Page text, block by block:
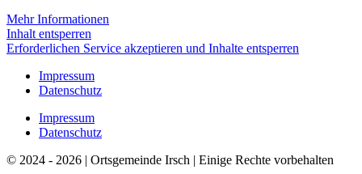
Mehr Informationen
Inhalt entsperren
Erforderlichen Service akzeptieren und Inhalte entsperren
Impressum
Datenschutz
Impressum
Datenschutz
© 2024 - 2026 | Ortsgemeinde Irsch | Einige Rechte vorbehalten